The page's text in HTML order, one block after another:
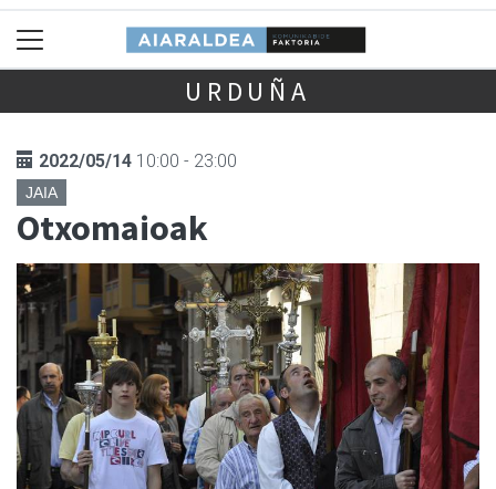
URDUÑA
2022/05/14 10:00 - 23:00
JAIA
Otxomaioak